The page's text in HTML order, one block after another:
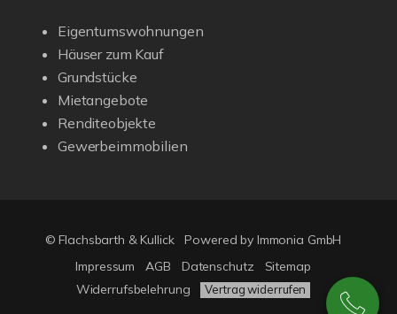
Eigentumswohnungen
Häuser zum Kauf
Grundstücke
Mietangebote
Renditeobjekte
Gewerbeimmobilien
© Flachsbarth & Kullick Powered by Immonia GmbH
Impressum
AGB Datenschutz
Sitemap
Widerrufsbelehrung
Vertrag widerrufen